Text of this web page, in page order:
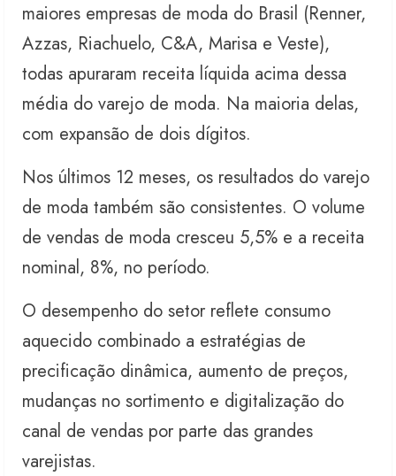
maiores empresas de moda do Brasil (Renner,
Azzas, Riachuelo, C&A, Marisa e Veste),
todas apuraram receita líquida acima dessa
média do varejo de moda. Na maioria delas,
com expansão de dois dígitos.
Nos últimos 12 meses, os resultados do varejo
de moda também são consistentes. O volume
de vendas de moda cresceu 5,5% e a receita
nominal, 8%, no período.
O desempenho do setor reflete consumo
aquecido combinado a estratégias de
precificação dinâmica, aumento de preços,
mudanças no sortimento e digitalização do
canal de vendas por parte das grandes
varejistas.